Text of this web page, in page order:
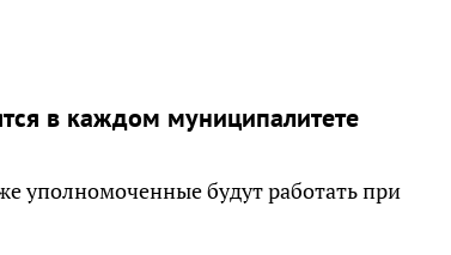
в каждом муниципалитете
уполномоченные будут работать при